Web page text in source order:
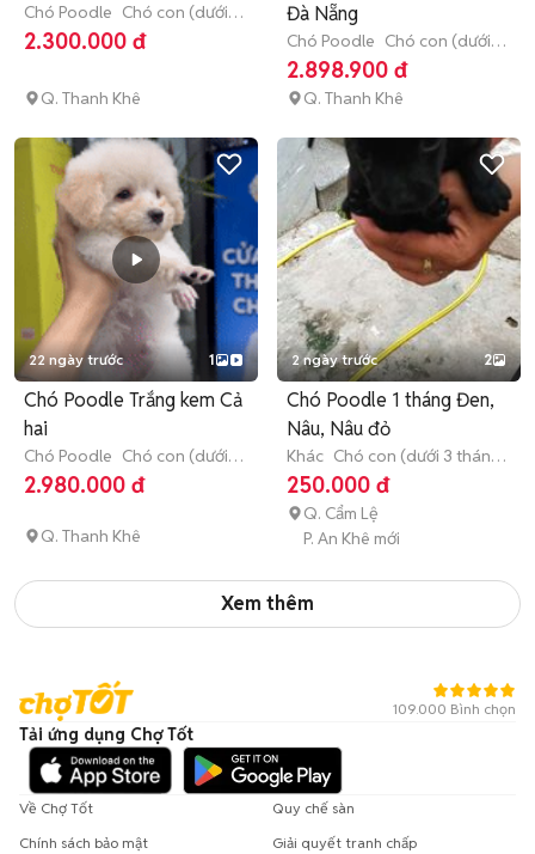
Chó Poodle Chó con (dưới 3
tháng tuổi)
2.300.000 đ
Q. Thanh Khê
Đà Nẵng
Chó Poodle Chó con (dưới 3
tháng tuổi)
2.898.900 đ
Q. Thanh Khê
22 ngày trước 1
Chó Poodle Trắng kem Cả
hai
Chó Poodle Chó con (dưới 3
tháng tuổi)
2.980.000 đ
Q. Thanh Khê
2 ngày trước 2
Chó Poodle 1 tháng Đen,
Nâu, Nâu đỏ
Khác Chó con (dưới 3 tháng
tuổi)
250.000 đ
Q. Cẩm Lệ
P. An Khê mới
Xem thêm
109.000 Bình chọn
Tải ứng dụng Chợ Tốt
Về Chợ Tốt
Quy chế sàn
Chính sách bảo mật
Giải quyết tranh chấp